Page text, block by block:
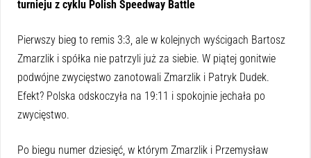
turnieju z cyklu Polish Speedway Battle
Pierwszy bieg to remis 3:3, ale w kolejnych wyścigach Bartosz
Zmarzlik i spółka nie patrzyli już za siebie. W piątej gonitwie
podwójne zwycięstwo zanotowali Zmarzlik i Patryk Dudek.
Efekt? Polska odskoczyła na 19:11 i spokojnie jechała po
zwycięstwo.
Po biegu numer dziesięć, w którym Zmarzlik i Przemysław